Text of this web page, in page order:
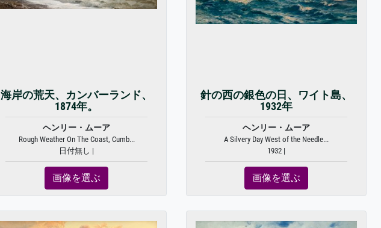
海岸の荒天、カンバーランド、
1874年。
ヘンリー・ムーア
Rough Weather On The Coast, Cumb...
日付無し |
画像を選ぶ
針の西の銀色の日、ワイト島、
1932年
ヘンリー・ムーア
A Silvery Day West of the Needle...
1932 |
画像を選ぶ